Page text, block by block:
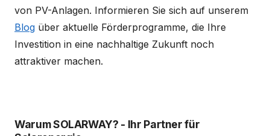
von PV-Anlagen. Informieren Sie sich auf unserem
Blog über aktuelle Förderprogramme, die Ihre
Investition in eine nachhaltige Zukunft noch
attraktiver machen.
Warum SOLARWAY? - Ihr Partner für